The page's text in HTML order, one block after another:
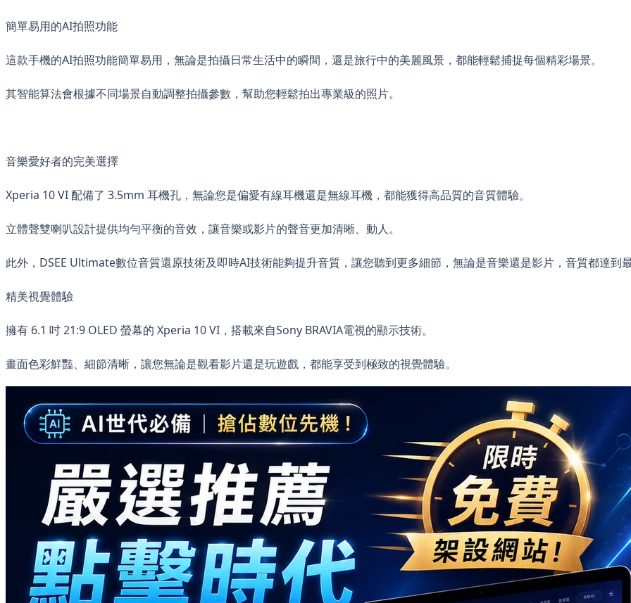
簡單易用的AI拍照功能
這款手機的AI拍照功能簡單易用，無論是拍攝日常生活中的瞬間，還是旅行中的美麗風景，都能輕鬆捕捉每個精彩場景。
其智能算法會根據不同場景自動調整拍攝參數，幫助您輕鬆拍出專業級的照片。
音樂愛好者的完美選擇
Xperia 10 VI 配備了 3.5mm 耳機孔，無論您是偏愛有線耳機還是無線耳機，都能獲得高品質的音質體驗。
立體聲雙喇叭設計提供均勻平衡的音效，讓音樂或影片的聲音更加清晰、動人。
此外，DSEE Ultimate數位音質還原技術及即時AI技術能夠提升音質，讓您聽到更多細節，無論是音樂還是影片，音質都達到最
精美視覺體驗
擁有 6.1 吋 21:9 OLED 螢幕的 Xperia 10 VI，搭載來自Sony BRAVIA電視的顯示技術。
畫面色彩鮮豔、細節清晰，讓您無論是觀看影片還是玩遊戲，都能享受到極致的視覺體驗。